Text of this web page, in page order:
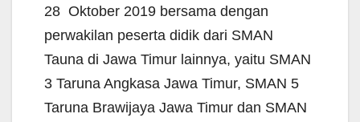
28 Oktober 2019 bersama dengan
perwakilan peserta didik dari SMAN
Tauna di Jawa Timur lainnya, yaitu SMAN
3 Taruna Angkasa Jawa Timur, SMAN 5
Taruna Brawijaya Jawa Timur dan SMAN